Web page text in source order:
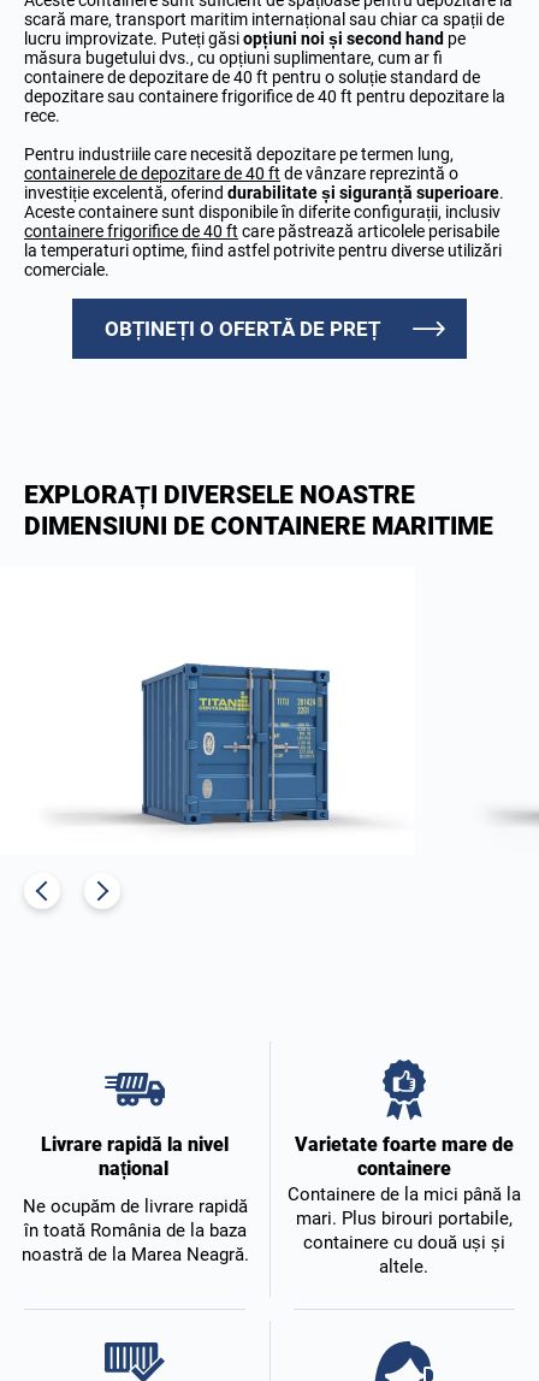
scară mare, transport maritim internațional sau chiar ca spații de
lucru improvizate. Puteți găsiopțiuni noi și second hand pe
măsura bugetului dvs., cu opțiuni suplimentare, cum ar fi
containere de depozitare de 40 ft pentru o soluție standard de
depozitare sau containere frigorifice de 40 ft pentru depozitare la
rece.
Pentru industriile care necesită depozitare pe termen lung,
containerele de depozitare de 40 ft de vânzare reprezintă o
investiție excelentă, oferind durabilitate și siguranță superioare.
Aceste containere sunt disponibile în diferite configurații, inclusiv
containere frigorifice de 40 ft care păstrează articolele perisabile
la temperaturi optime, fiind astfel potrivite pentru diverse utilizări
comerciale.
OBȚINEȚI O OFERTĂ DE PREȚ
EXPLORAȚI DIVERSELE NOASTRE
DIMENSIUNI DE CONTAINERE MARITIME
Livrare rapidă la nivel
național
Ne ocupăm de livrare rapidă
în toată România de la baza
noastră de la Marea Neagră.
Varietate foarte mare de
containere
Containere de la mici până la
mari. Plus birouri portabile,
containere cu două uși și
altele.